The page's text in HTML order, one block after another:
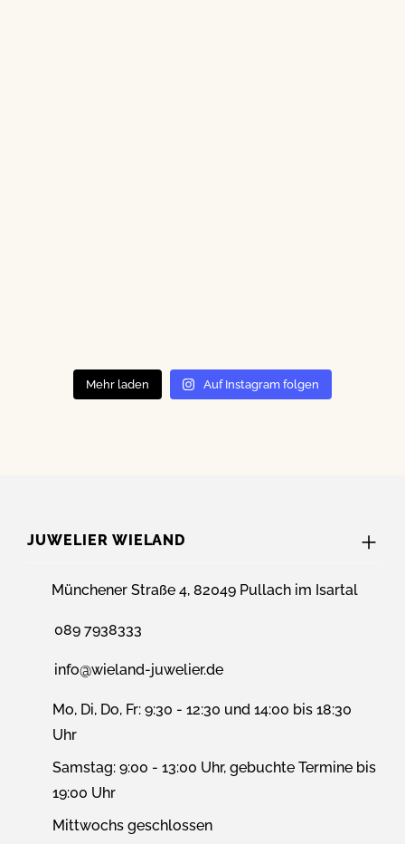
Mehr laden Auf Instagram folgen
JUWELIER WIELAND
Münchener Straße 4, 82049 Pullach im Isartal
089 7938333
info@wieland-juwelier.de
Mo, Di, Do, Fr: 9:30 - 12:30 und 14:00 bis 18:30
Uhr
Samstag: 9:00 - 13:00 Uhr, gebuchte Termine bis
19:00 Uhr
Mittwochs geschlossen